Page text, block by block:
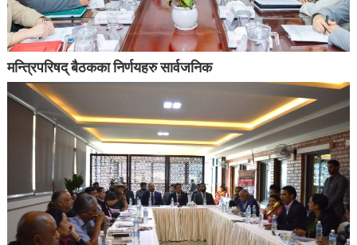
मन्त्रिपरिषद् बैठकका निर्णयहरु सार्वजनिक